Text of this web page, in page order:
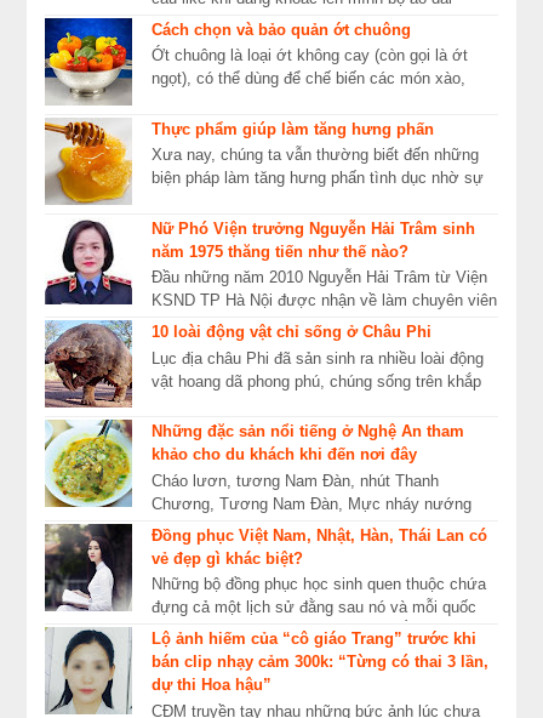
truyền thống lại khiến khổ chủ nhận về cái kết ê
ch...
Cách chọn và bảo quản ớt chuông
Ớt chuông là loại ớt không cay (còn gọi là ớt
ngọt), có thể dùng để chế biến các món xào,
đình, ...
Thực phẩm giúp làm tăng hưng phấn
Xưa nay, chúng ta vẫn thường biết đến những
biện pháp làm tăng hưng phấn tình dục nhờ sự
nh...
Nữ Phó Viện trưởng Nguyễn Hải Trâm sinh
năm 1975 thăng tiến như thế nào?
Đầu những năm 2010 Nguyễn Hải Trâm từ Viện
KSND TP Hà Nội được nhận về làm chuyên viên
vụ 1 Ban Nội Chính Trung ương. Hơn một năm
công tác...
10 loài động vật chỉ sống ở Châu Phi
Lục địa châu Phi đã sản sinh ra nhiều loài động
vật hoang dã phong phú, chúng sống trên khắp
rừn...
Những đặc sản nổi tiếng ở Nghệ An tham
khảo cho du khách khi đến nơi đây
Cháo lươn, tương Nam Đàn, nhút Thanh
Chương, Tương Nam Đàn, Mực nháy nướng
Cửa Lò, Nước mắm Cửa Hội… là những món ăn
đặc sản rất nên thử kh...
Đồng phục Việt Nam, Nhật, Hàn, Thái Lan có
vẻ đẹp gì khác biệt?
Những bộ đồng phục học sinh quen thuộc chứa
đựng cả một lịch sử đằng sau nó và mỗi quốc
gia đều có thiết kế của riêng mình. Áo dài không
...
Lộ ảnh hiếm của “cô giáo Trang” trước khi
bán clip nhạy cảm 300k: “Từng có thai 3 lần,
dự thi Hoa hậu”
CĐM truyền tay nhau những bức ảnh lúc chưa